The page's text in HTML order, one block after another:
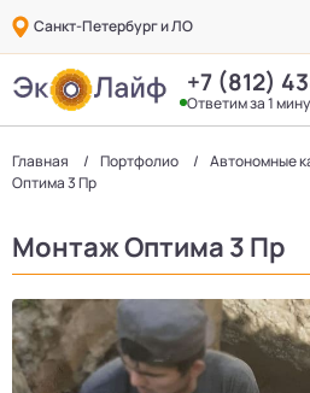
Санкт-Петербург и ЛО
+7 (812)
Ответим за 1
Главная Портфолио Автономные
Оптима 3 Пр
Монтаж Оптима 3 Пр